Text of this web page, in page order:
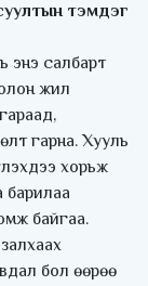
тэмдэг
энэ салбарт
жил
гарна. Хууль
хорьж
барилаа
байгаа.
бол өөрөө